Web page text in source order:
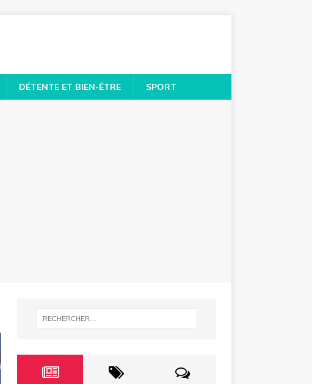
DÉTENTE ET BIEN-ÊTRE SPORT